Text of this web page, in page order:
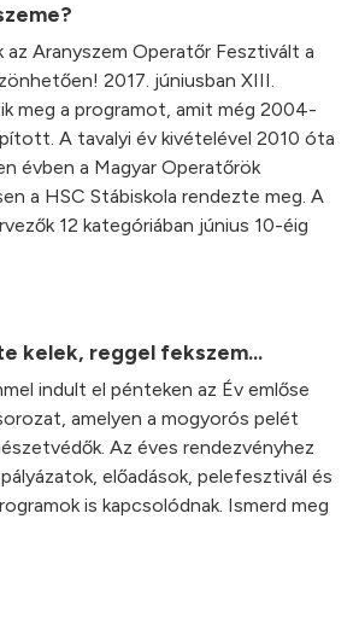
az Aranyszem Operatőr Fesztivált a
2017. júniusban XIII.
meg a programot, amit még 2004-
A tavalyi év kivételével 2010 óta
évben a Magyar Operatőrök
a HSC Stábiskola rendezte meg. A
12 kategóriában június 10-éig
kelek, reggel fekszem...
indult el pénteken az Év emlőse
amelyen a mogyorós pelét
Az éves rendezvényhez
előadások, pelefesztivál és
is kapcsolódnak. Ismerd meg